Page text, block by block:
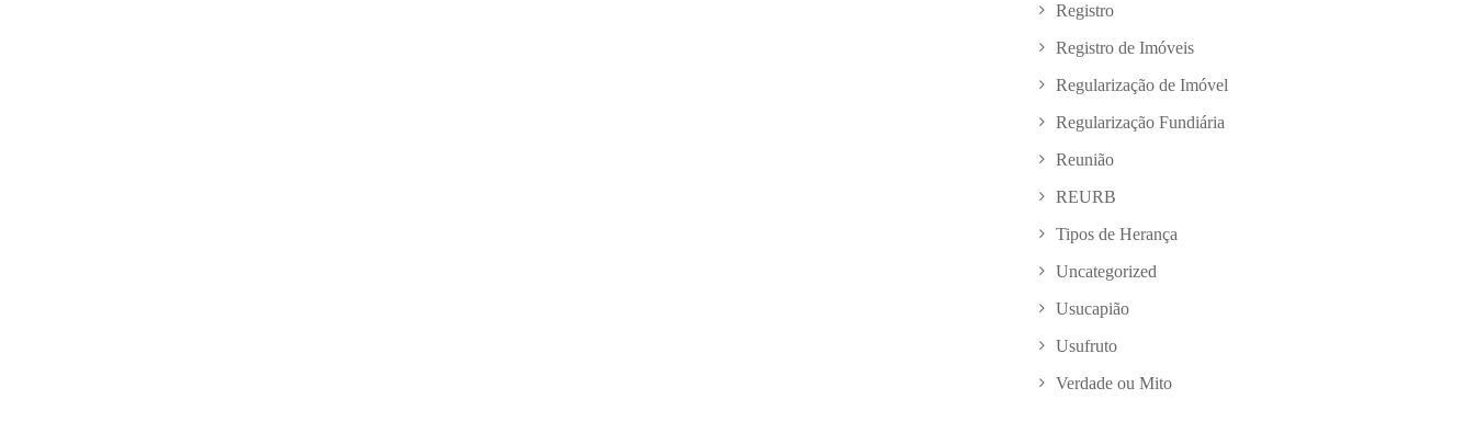
Registro
Registro de Imóveis
Regularização de Imóvel
Regularização Fundiária
Reunião
REURB
Tipos de Herança
Uncategorized
Usucapião
Usufruto
Verdade ou Mito